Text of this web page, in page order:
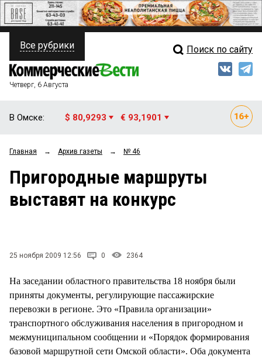
ПОЛИТИКА
ФИНАНСЫ
ОБЩЕСТВО
ЗАКОН
СТИЛЬ ЖИЗНИ
Свежий выпуск
Рейтинги
Блоги
Все рубрики Поиск по сайту
Четверг, 6 Августа
В Омске: $ 80,9293 € 93,1901
Главная → Архив газеты → № 46
Пригородные маршруты
выставят на конкурс
25 ноября 2009 12:56 0 2364
На заседании областного правительства 18 ноября были
приняты документы, регулирующие пассажирские
перевозки в регионе. Это «Правила организации»
транспортного обслуживания населения в пригородном и
межмуниципальном сообщении и «Порядок формирования
базовой маршрутной сети Омской области». Оба документа